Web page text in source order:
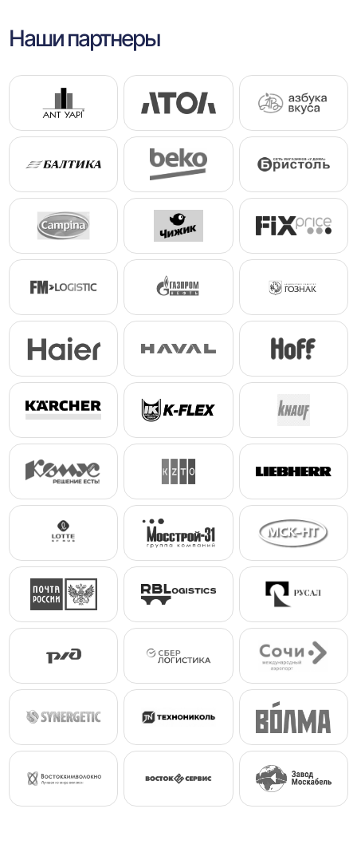
Наши партнеры